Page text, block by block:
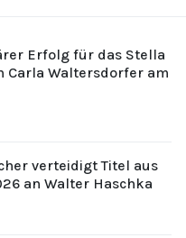
Erfolg für das Stella
Carla Waltersdorfer am
verteidigt Titel aus
an Walter Haschka